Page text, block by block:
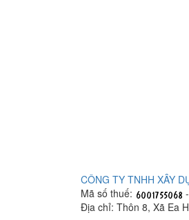
CÔNG TY TNHH XÂY
Mã số thuế:
Địa chỉ: Thôn 8, Xã Ea